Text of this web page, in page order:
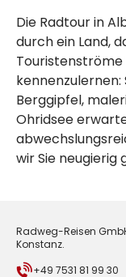
Die Radtour in
durch ein Land,
Touristenströme
Berggipfel,
Ohridsee
wir Sie neugierig
Radweg-Reisen
Konstanz.
+49 7531 81 99 30